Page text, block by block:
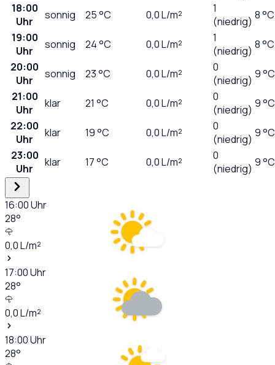
18:00
Uhr
sonnig 25°C 0,0L/m²
1
(niedrig) 8 °C
19:00
Uhr
sonnig 24°C 0,0L/m²
1
(niedrig) 8 °C
20:00
Uhr
sonnig 23°C 0,0L/m²
0
(niedrig) 9 °C
21:00
Uhr
klar 21 °C 0,0L/m²
0
(niedrig) 9 °C
22:00
Uhr
klar 19°C 0,0L/m²
0
(niedrig) 9 °C
23:00
Uhr
klar 17°C 0,0L/m²
0
(niedrig) 9 °C
16:00Uhr
28°
0,0L/m²
17:00Uhr
28°
0,0L/m²
18:00Uhr
28°